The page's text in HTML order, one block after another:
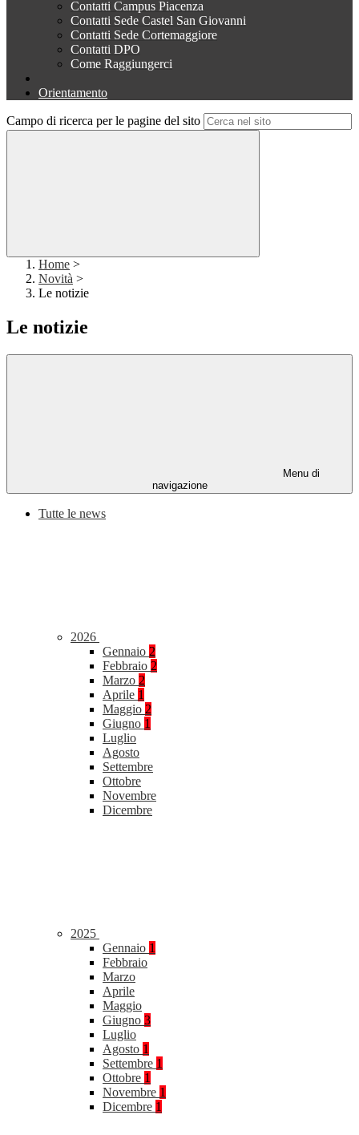
Contatti Campus Piacenza
Contatti Sede Castel San Giovanni
Contatti Sede Cortemaggiore
Contatti DPO
Come Raggiungerci
Orientamento
Campo di ricerca per le pagine del sito
Home >
Novità >
Le notizie
Le notizie
Menu di
navigazione
Tutte le news
2026
Gennaio 2
Febbraio 2
Marzo 2
Aprile 1
Maggio 2
Giugno 1
Luglio
Agosto
Settembre
Ottobre
Novembre
Dicembre
2025
Gennaio 1
Febbraio
Marzo
Aprile
Maggio
Giugno 3
Luglio
Agosto 1
Settembre 1
Ottobre 1
Novembre 1
Dicembre 1